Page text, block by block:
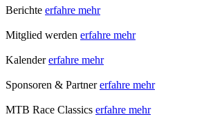
Berichte erfahre mehr
Mitglied werden erfahre mehr
Kalender erfahre mehr
Sponsoren & Partner erfahre mehr
MTB Race Classics erfahre mehr